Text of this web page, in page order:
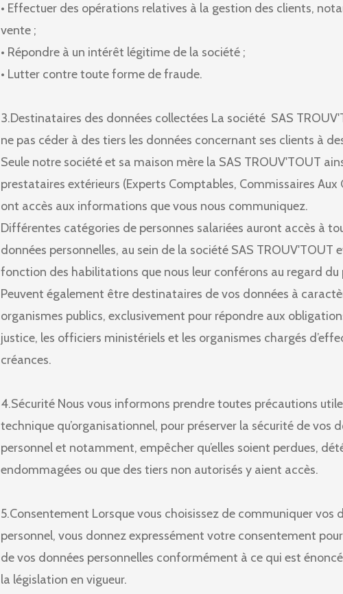
• Effectuer des opérations relatives à la gestion des clients,
vente ;
• Répondre à un intérêt légitime de la société ;
• Lutter contre toute forme de fraude.
3.Destinataires des données collectées La société SAS
ne pas céder à des tiers les données concernant ses clients à
Seule notre société et sa maison mère la SAS TROUV'TOUT
prestataires extérieurs (Experts Comptables, Commissaires
ont accès aux informations que vous nous communiquez.
Différentes catégories de personnes salariées auront accès à
données personnelles, au sein de la société SAS TROUV'TOUT
fonction des habilitations que nous leur conférons au regard du
Peuvent également être destinataires de vos données à
organismes publics, exclusivement pour répondre aux
justice, les officiers ministériels et les organismes chargés
créances.
4.Sécurité Nous vous informons prendre toutes précautions
technique qu’organisationnel, pour préserver la sécurité de vos
personnel et notamment, empêcher qu’elles soient perdues,
endommagées ou que des tiers non autorisés y aient accès.
5.Consentement Lorsque vous choisissez de communiquer vos
personnel, vous donnez expressément votre consentement
de vos données personnelles conformément à ce qui est
la législation en vigueur.